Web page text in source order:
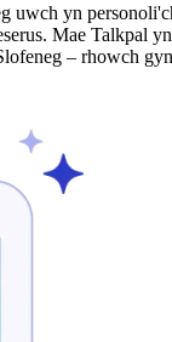
uwch yn
Mae Talkpal
– rhowch